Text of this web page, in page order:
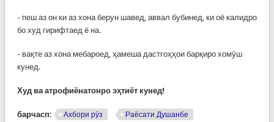
- пеш аз он ки аз хона берун шавед, аввал бубинед, ки оё калидро
бо худ гирифтаед ё на.
- вақте аз хона мебароед, ҳамеша дастгоҳҳои барқиро хомӯш
кунед.
Худ ва атрофиёнатонро эҳтиёт кунед!
барчасп: Ахбори рӯз Раёсати Душанбе